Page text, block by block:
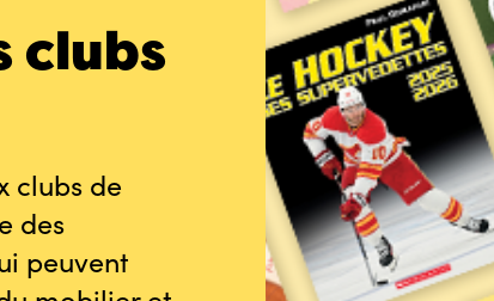
clubs
clubs de
des
peuvent